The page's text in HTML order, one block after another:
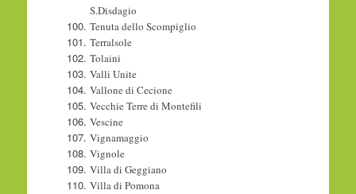
S.Disdagio
Tenuta dello Scompiglio
Terralsole
Tolaini
Valli Unite
Vallone di Cecione
Vecchie Terre di Montefili
Vescine
Vignamaggio
Vignole
Villa di Geggiano
Villa di Pomona